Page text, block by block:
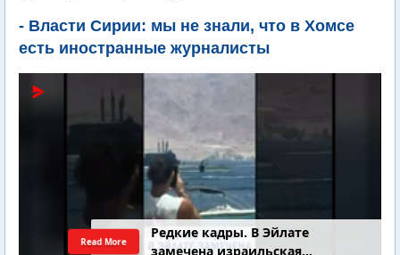
- Власти Сирии: мы не знали, что в Хомсе
есть иностранные журналисты
4-летний Юваль Коган найден
добровольцами
Read More